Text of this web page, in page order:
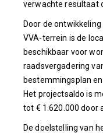
verwachte resultaat
Door de
VVA-terrein is de
beschikbaar voor
raadsvergadering
bestemmingsplan
Het projectsaldo is
tot € 1.620.000 door
De doelstelling van